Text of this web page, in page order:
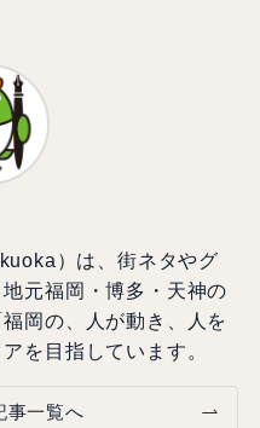
）は、街ネタやグ
元福岡・博多・天神の
岡の、人が動き、人を
を目指しています。
事一覧へ